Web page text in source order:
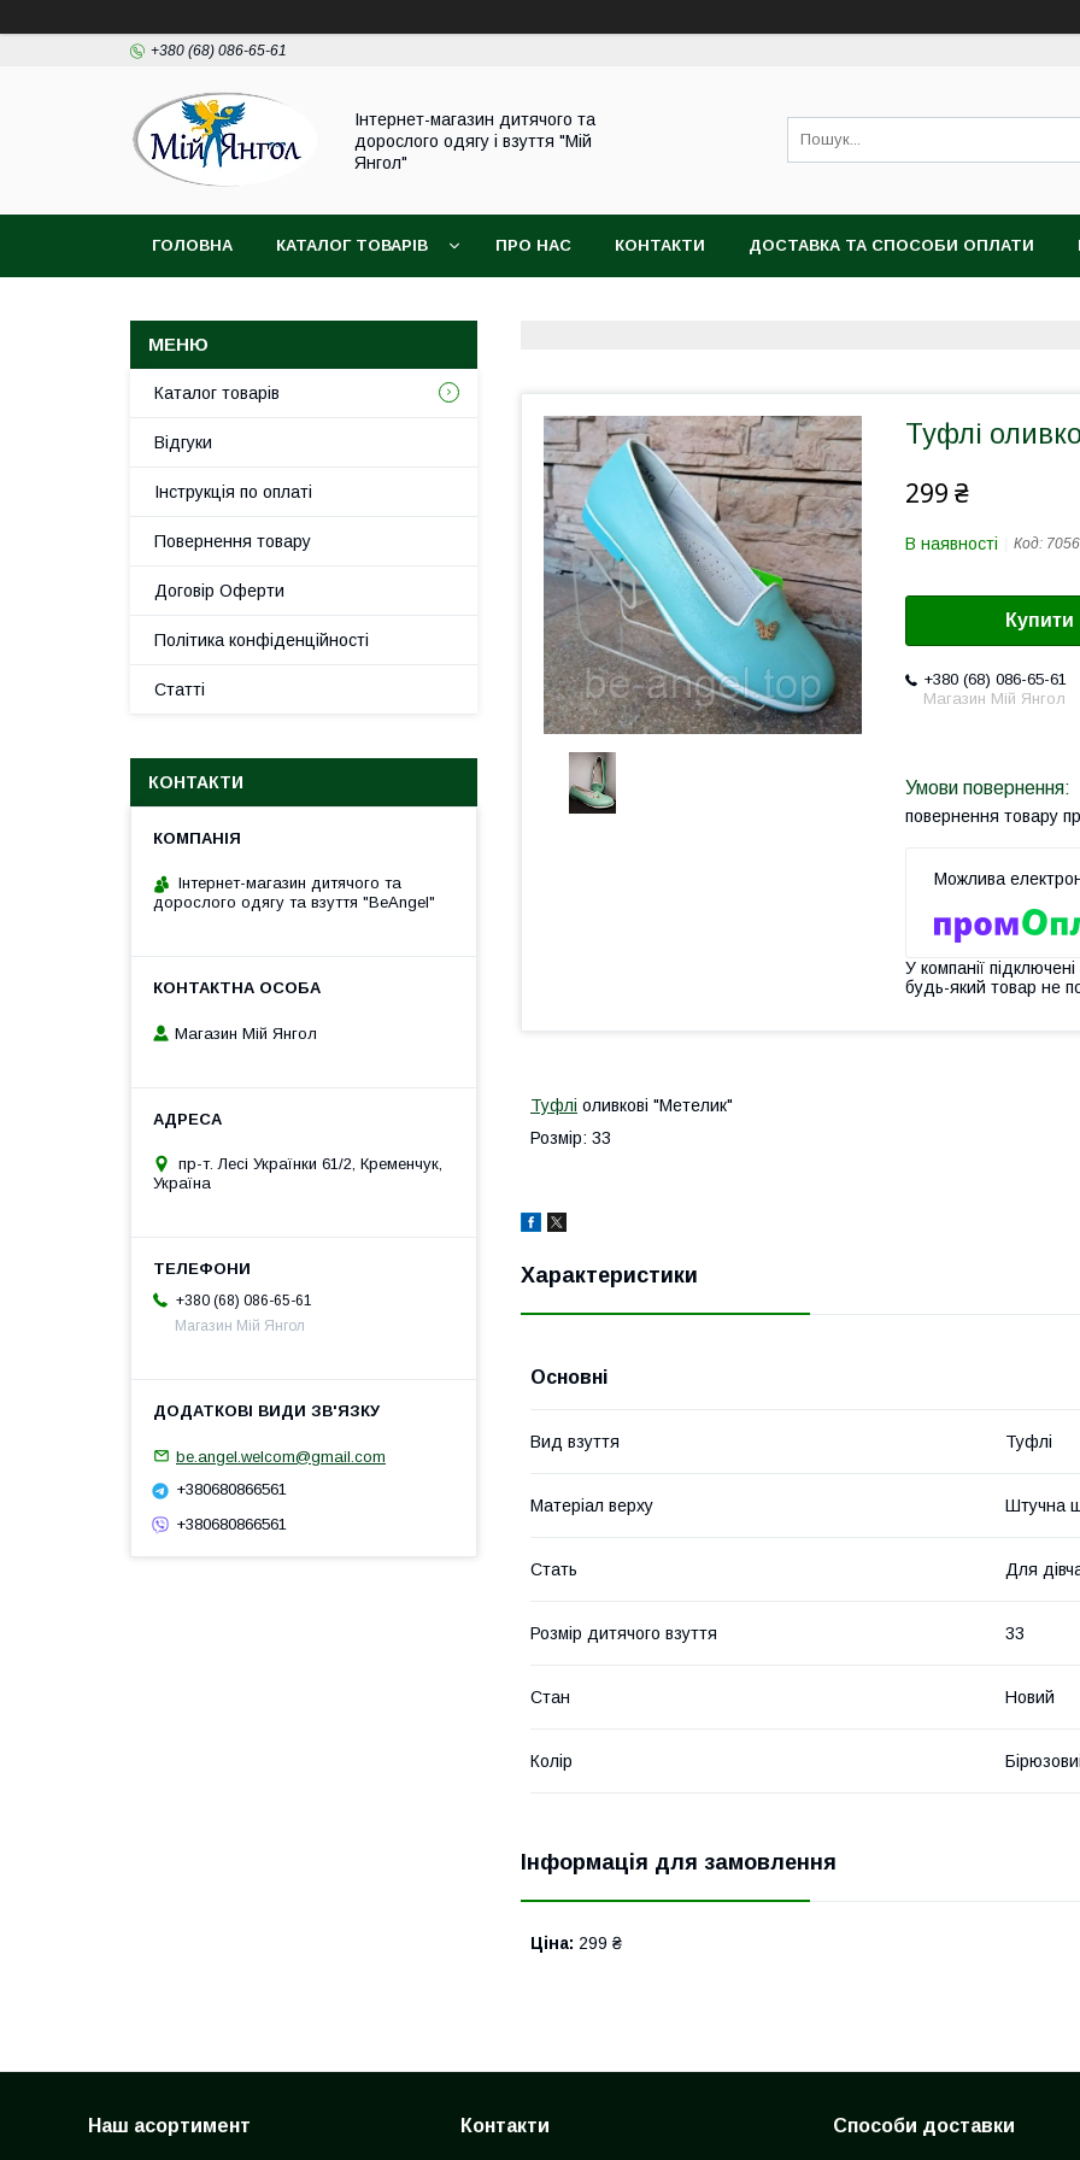
+380 (68) 086-65-61
Інтернет-магазин дитячого та
дорослого одягу і взуття "Мій
Янгол"
ГОЛОВНА КАТАЛОГ ТОВАРІВ ПРО НАС КОНТАКТИ ДОСТАВКА ТА СПОСОБИ ОПЛАТИ
Туфлі
299 ₴
В наявності Код: 7056
Купити
+380 (68) 086-65-61
Магазин Мій Янгол
повернення товару
У компанії
будь-який товар не
Туфлі оливкові "Метелик"
Розмір: 33
Характеристики
Основні
Вид взуття Туфлі
Матеріал верху Штучна
Стать Для
Розмір дитячого взуття 33
Стан Новий
Колір
Інформація для замовлення
Ціна: 299 ₴
Каталог товарів
Відгуки
Інструкція по оплаті
Повернення товару
Договір Оферти
Політика конфіденційності
Статті
КОНТАКТИ
Інтернет-магазин дитячого та
дорослого одягу та взуття "BeAngel"
Магазин Мій Янгол
пр-т. Лесі Українки 61/2, Кременчук,
Україна
+380 (68) 086-65-61
Магазин Мій Янгол
be.angel.welcom@gmail.com
+380680866561
+380680866561
Наш асортимент Контакти Способи доставки